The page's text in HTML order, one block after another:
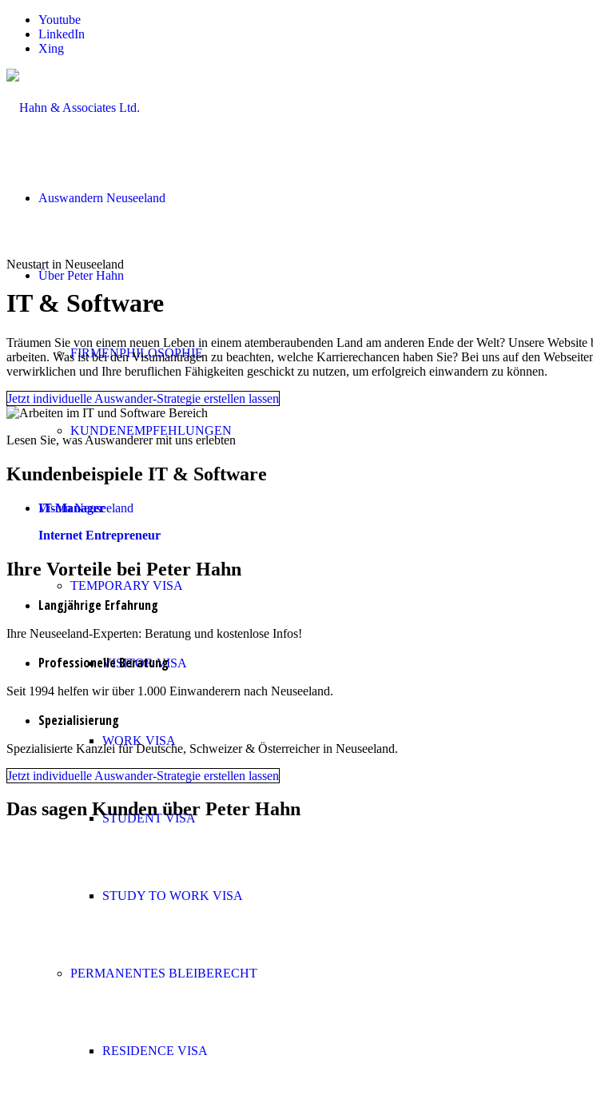
Youtube
LinkedIn
Xing
Auswandern Neuseeland
Über Peter Hahn
FIRMENPHILOSOPHIE
KUNDENEMPFEHLUNGEN
Visum Neuseeland
TEMPORARY VISA
VISITOR VISA
WORK VISA
STUDENT VISA
STUDY TO WORK VISA
PERMANENTES BLEIBERECHT
RESIDENCE VISA
Neustart in Neuseeland
IT & Software
Träumen Sie von einem neuen Leben in einem atemberaubenden Land am anderen Ende der Welt? Unsere
arbeiten. Was ist bei den Visumanträgen zu beachten, welche Karrierechancen haben Sie? Bei uns auf den
verwirklichen und Ihre beruflichen Fähigkeiten geschickt zu nutzen, um erfolgreich einwandern zu können.
Jetzt individuelle Auswander-Strategie erstellen lassen
Lesen Sie, was Auswanderer mit uns erlebten
Kundenbeispiele IT & Software
IT-Manager
Internet Entrepreneur
Ihre Vorteile bei Peter Hahn
Langjährige Erfahrung
Ihre Neuseeland-Experten: Beratung und kostenlose Infos!
Professionelle Beratung
Seit 1994 helfen wir über 1.000 Einwanderern nach Neuseeland.
Spezialisierung
Spezialisierte Kanzlei für Deutsche, Schweizer & Österreicher in Neuseeland.
Jetzt individuelle Auswander-Strategie erstellen lassen
Das sagen Kunden über Peter Hahn